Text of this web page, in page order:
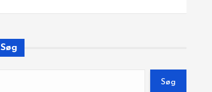
Søg
Søg